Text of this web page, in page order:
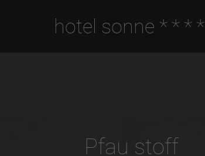
hotel sonne ****
Pfau stoff